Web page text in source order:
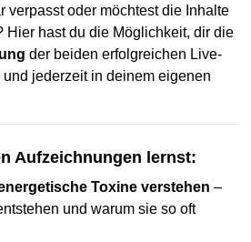
verpasst oder möchtest die Inhalte
Hier hast du die Möglichkeit, dir die
der beiden erfolgreichen Live-
jederzeit in deinem eigenen
Aufzeichnungen lernst:
Toxine verstehen –
und warum sie so oft